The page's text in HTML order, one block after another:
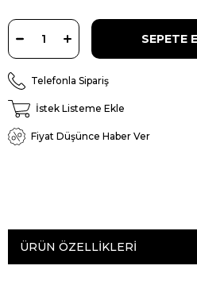
Telefonla Sipariş
İstek Listeme Ekle
Fiyat Düşünce Haber Ver
ÜRÜN ÖZELLIKLERI